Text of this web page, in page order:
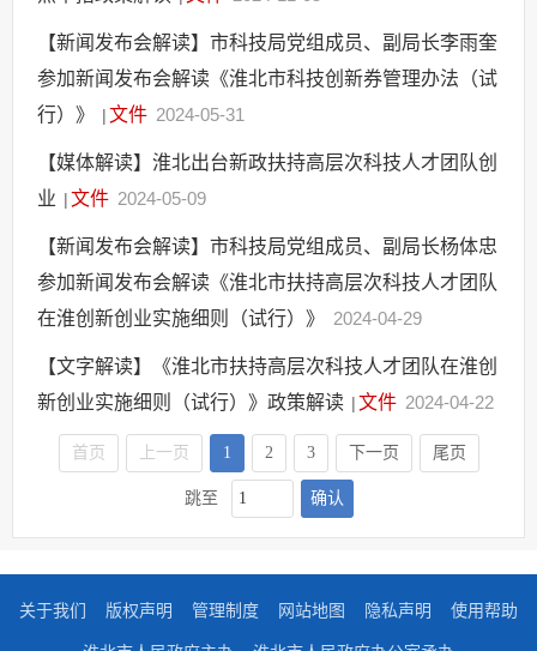
【新闻发布会解读】市科技局党组成员、副局长李雨奎
参加新闻发布会解读《淮北市科技创新券管理办法（试
行）》
|文件 2024-05-31
【媒体解读】淮北出台新政扶持高层次科技人才团队创
业 |文件 2024-05-09
【新闻发布会解读】市科技局党组成员、副局长杨体忠
参加新闻发布会解读《淮北市扶持高层次科技人才团队
在淮创新创业实施细则（试行）》
2024-04-29
【文字解读】《淮北市扶持高层次科技人才团队在淮创
新创业实施细则（试行）》政策解读 |文件 2024-04-22
首页 上一页 1 2 3 下一页 尾页
跳至 确认
关于我们 版权声明 管理制度 网站地图 隐私声明 使用帮助